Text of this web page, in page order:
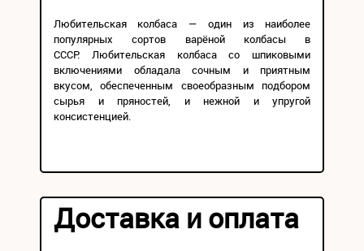
Любительская колбаса — один из наиболее
популярных сортов варёной колбасы в
СССР. Любительская колбаса со шпиковыми
включениями обладала сочным и приятным
вкусом, обеспеченным своеобразным подбором
сырья и пряностей, и нежной и упругой
консистенцией.
Доставка и оплата